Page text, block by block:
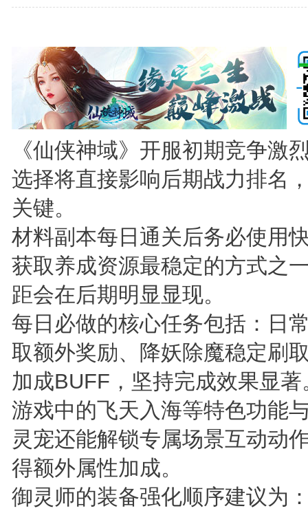
《仙侠神域》开服初期竞争激
选择将直接影响后期战力排名
关键。
材料副本每日通关后务必使用
获取养成资源最稳定的方式之
距会在后期明显显现。
每日必做的核心任务包括：日
取额外奖励、降妖除魔稳定刷
加成BUFF，坚持完成效果显著
游戏中的飞天入海等特色功能
灵宠还能解锁专属场景互动动
得额外属性加成。
御灵师的装备强化顺序建议